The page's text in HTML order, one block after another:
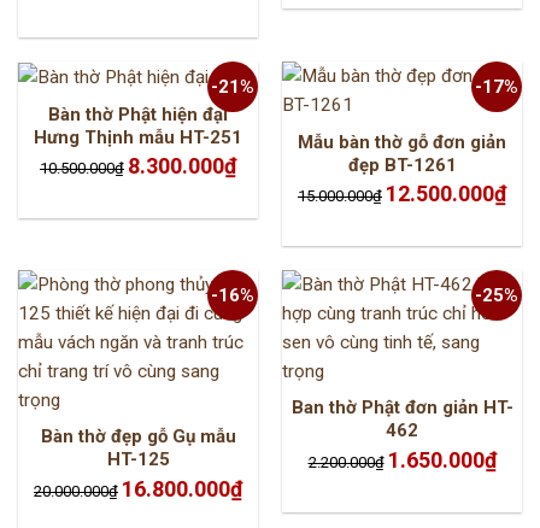
3.200.000₫.
-21%
Bàn thờ Phật hiện đại
Hưng Thịnh mẫu HT-251
10.500.000₫ Giá
gốc
8.300.000₫Giá
hiện
8.300.000₫.
-17%
Mẫu bàn thờ gỗ đơn giản
đẹp BT-1261
15.000.000₫ Giá
gốc
12.500.000₫Giá
hiện
-16%
Bàn thờ đẹp gỗ Gụ mẫu
HT-125
20.000.000₫ Giá
gốc
16.800.000₫Giá
hiện
-25%
Ban thờ Phật đơn giản HT-
462
2.200.000₫ Giá
gốc
1.650.000₫Giá
hiện